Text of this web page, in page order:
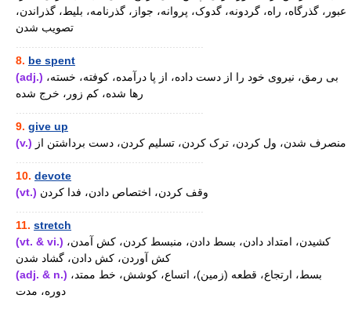
عبور، گذرگاه، راه، گردونه، گدوک، پروانه، جواز، گذرنامه، بلیط، گذراندن،
تصویب شدن
8. be spent
(adj.)
رها شده، کم زور، خرج شده
9. give up
(v.) منصرف شدن، ول کردن، ترک کردن، تسلیم کردن، دست برداشتن از
10. devote
(vt.) وقف کردن، اختصاص دادن، فدا کردن
11. stretch
(vt. & vi.)
کش آوردن، کش دادن، گشاد شدن
(adj. & n.)
دوره، مدت